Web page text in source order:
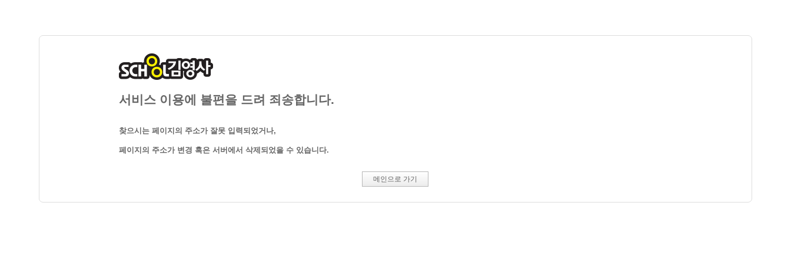
서비스 이용에 불편을 드려 죄송합니다.
찾으시는 페이지의 주소가 잘못 입력되었거나,
페이지의 주소가 변경 혹은 서버에서 삭제되었을 수 있습니다.
메인으로 가기